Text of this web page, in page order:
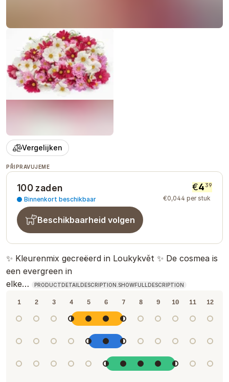
Vergelijken
PŘIPRAVUJEME
100 zaden
Binnenkort beschikbaar
€439
€0,044 per stuk
Beschikbaarheid volgen
✨ Kleurenmix gecreëerd in Loukykvět ✨ De cosmea is
een evergreen in
elke…
PRODUCTDETAILDESCRIPTION.SHOWFULLDESCRIPTION
1 2 3 4 5 6 7 8 9 10 11 12